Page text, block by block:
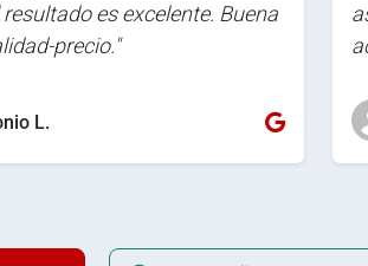
es excelente. Buena
precio."
L.